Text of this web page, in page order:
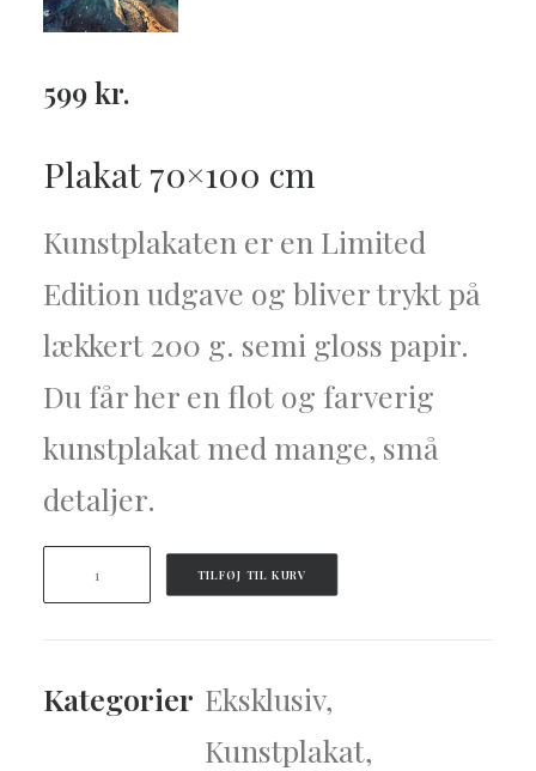
599kr.
Plakat 70×100 cm
Kunstplakaten er en Limited
Edition udgave og bliver trykt på
lækkert 200 g. semi gloss papir.
Du får her en flot og farverig
kunstplakat med mange, små
detaljer.
"Nebula
Part
TILFØJ TIL KURV
Kategorier Eksklusiv,
Kunstplakat,